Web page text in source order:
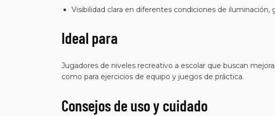
Visibilidad clara en diferentes condiciones de iluminación,
Ideal para
Jugadores de niveles recreativo a escolar que buscan
como para ejercicios de equipo y juegos de práctica.
Consejos de uso y cuidado